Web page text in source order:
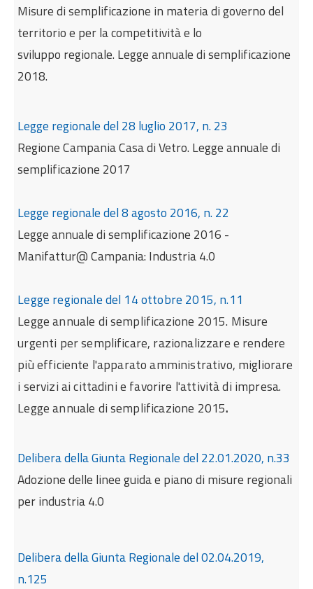
Misure di semplificazione in materia di governo del
territorio e per la competitività e lo
sviluppo regionale. Legge annuale di semplificazione
2018.
Legge regionale del 28 luglio 2017, n. 23
Regione Campania Casa di Vetro. Legge annuale di
semplificazione 2017
Legge regionale del 8 agosto 2016, n. 22
Legge annuale di semplificazione 2016 -
Manifattur@ Campania: Industria 4.0
Legge regionale del 14 ottobre 2015, n.11
Legge annuale di semplificazione 2015. Misure
urgenti per semplificare, razionalizzare e rendere
più efficiente l'apparato amministrativo, migliorare
i servizi ai cittadini e favorire l'attività di impresa.
Legge annuale di semplificazione 2015.
Delibera della Giunta Regionale del 22.01.2020, n.33
Adozione delle linee guida e piano di misure regionali
per industria 4.0
Delibera della Giunta Regionale del 02.04.2019,
n.125